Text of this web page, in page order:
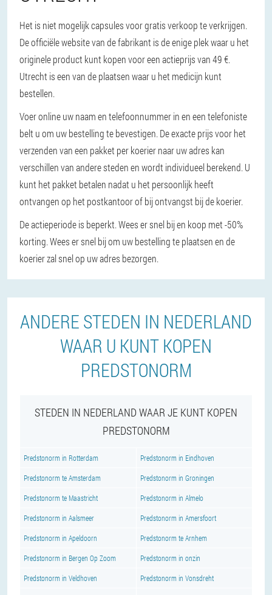
Het is niet mogelijk capsules voor gratis verkoop te verkrijgen.
De officiële website van de fabrikant is de enige plek waar u het
originele product kunt kopen voor een actieprijs van 49 €.
Utrecht is een van de plaatsen waar u het medicijn kunt
bestellen.
Voer online uw naam en telefoonnummer in en een telefoniste
belt u om uw bestelling te bevestigen. De exacte prijs voor het
verzenden van een pakket per koerier naar uw adres kan
verschillen van andere steden en wordt individueel berekend. U
kunt het pakket betalen nadat u het persoonlijk heeft
ontvangen op het postkantoor of bij ontvangst bij de koerier.
De actieperiode is beperkt. Wees er snel bij en koop met -50%
korting. Wees er snel bij om uw bestelling te plaatsen en de
koerier zal snel op uw adres bezorgen.
ANDERE STEDEN IN NEDERLAND
WAAR U KUNT KOPEN
PREDSTONORM
STEDEN IN NEDERLAND WAAR JE KUNT KOPEN
PREDSTONORM
Predstonorm in Rotterdam Predstonorm in Eindhoven
Predstonorm te Amsterdam Predstonorm in Groningen
Predstonorm te Maastricht Predstonorm in Almelo
Predstonorm in Aalsmeer Predstonorm in Amersfoort
Predstonorm in Apeldoorn Predstonorm te Arnhem
Predstonorm in Bergen Op Zoom Predstonorm in onzin
Predstonorm in Veldhoven Predstonorm in Vonsdreht